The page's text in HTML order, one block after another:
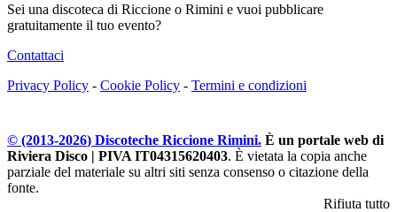
Sei una discoteca di Riccione o Rimini e vuoi pubblicare
gratuitamente il tuo evento?
Contattaci
Privacy Policy - Cookie Policy - Termini e condizioni
© (2013-2026) Discoteche Riccione Rimini. È un portale web di
Riviera Disco | PIVA IT04315620403. È vietata la copia anche
parziale del materiale su altri siti senza consenso o citazione della
fonte.
Rifiuta tutto